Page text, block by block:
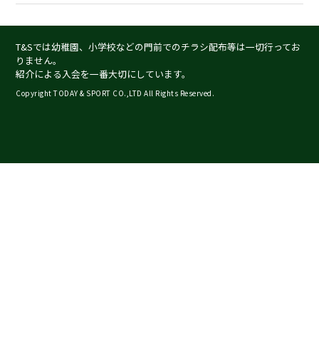
T&Sでは幼稚園、小学校などの門前でのチラシ配布等は一切行ってお
りません。
紹介による入会を一番大切にしています。
Copyright TODAY & SPORT CO.,LTD All Rights Reserved.